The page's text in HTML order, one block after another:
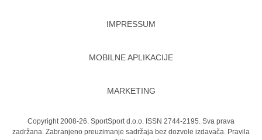
IMPRESSUM
MOBILNE APLIKACIJE
MARKETING
Copyright 2008-26. SportSport d.o.o. ISSN 2744-2195. Sva prava
zadržana. Zabranjeno preuzimanje sadržaja bez dozvole izdavača. Pravila